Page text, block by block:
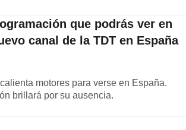
que podrás ver en
canal de la TDT en España
motores para verse en España.
brillará por su ausencia.